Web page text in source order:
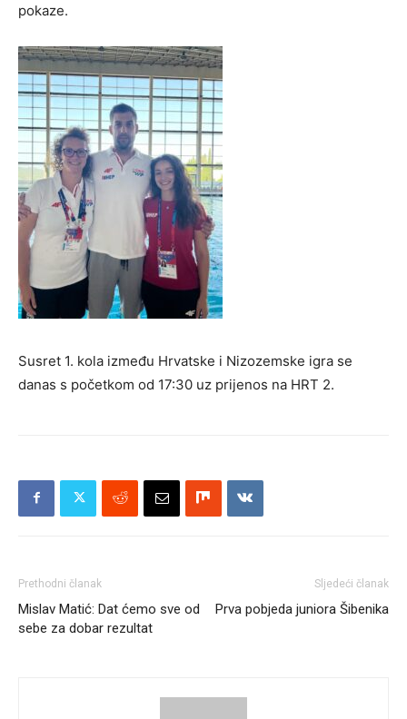
pokaze.
Susret 1. kola između Hrvatske i Nizozemske igra se
danas s početkom od 17:30 uz prijenos na HRT 2.
Prethodni članak
Mislav Matić: Dat ćemo sve od
sebe za dobar rezultat
Sljedeći članak
Prva pobjeda juniora Šibenika